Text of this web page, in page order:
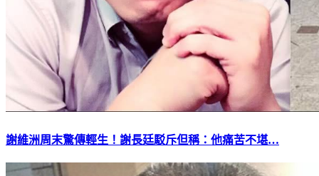
謝維洲周末驚傳輕生！謝長廷駁斥但稱：他痛苦不堪…